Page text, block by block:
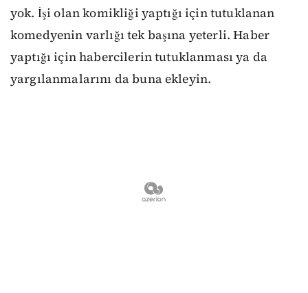
yok. İşi olan komikliği yaptığı için tutuklanan
komedyenin varlığı tek başına yeterli. Haber
yaptığı için habercilerin tutuklanması ya da
yargılanmalarını da buna ekleyin.